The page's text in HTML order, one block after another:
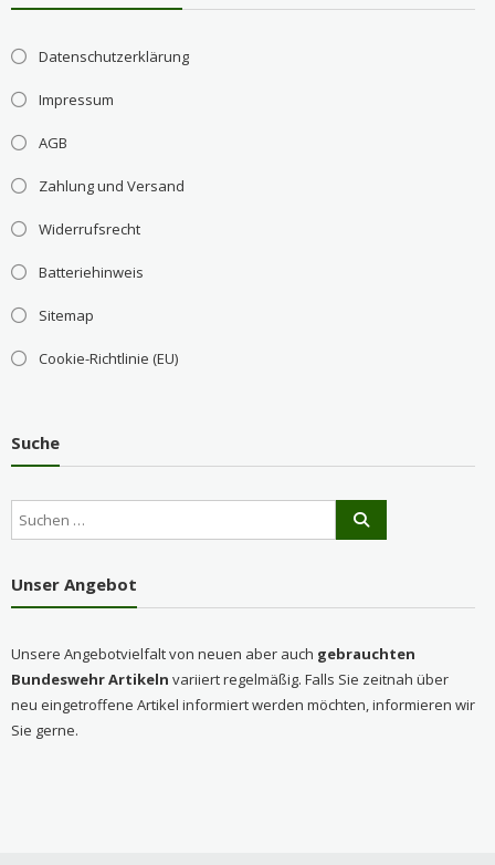
Datenschutzerklärung
Impressum
AGB
Zahlung und Versand
Widerrufsrecht
Batteriehinweis
Sitemap
Cookie-Richtlinie (EU)
Suche
Unser Angebot
Unsere Angebotvielfalt von neuen aber auch gebrauchten
Bundeswehr Artikeln variiert regelmäßig. Falls Sie zeitnah über
neu eingetroffene Artikel informiert werden möchten, informieren wir
Sie gerne.